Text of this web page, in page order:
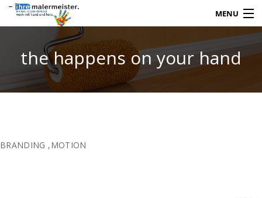
MENU
TEAM
REFERENZEN
KARRIERE
the happens on your hand
BRANDING ,MOTION